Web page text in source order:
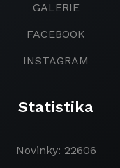
GALERIE
FACEBOOK
INSTAGRAM
Statistika
Novinky: 22606